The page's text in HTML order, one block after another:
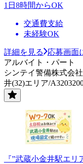
1日8時間からOK
交通費支給
未経験OK
詳細を見る
応募画面
アルバイト・パート
シンテイ警備株式会
井(32)エリア/
『”武蔵小金井駅エ